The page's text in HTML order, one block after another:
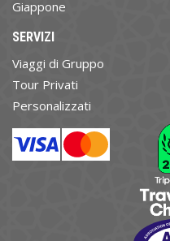
Giappone
SERVIZI
Viaggi di Gruppo
Tour Privati
Personalizzati